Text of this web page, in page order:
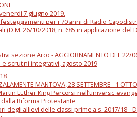
7 giugno 2019.
festeggiamenti per i 70 anni di Radio
(D.M. 26/10/2018, n. 685 in applicazione del
sezione Arco - AGGIORNAMENTO DEL 22/
scrutini integrativi, agosto 2019
MANTOVA, 28 SETTEMBRE - 1
Luther King Percorsi nell’universo
Riforma Protestante
degli allievi delle classi prime a.s. 2017/18 -